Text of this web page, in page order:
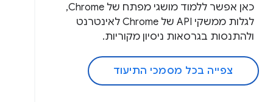
כאן אפשר ללמוד מושגי מפתח של Chrome,
לגלות ממשקי API של Chrome לאינטרנט
ולהתנסות בגרסאות ניסיון מקוריות.
צפייה בכל מסמכי התיעוד